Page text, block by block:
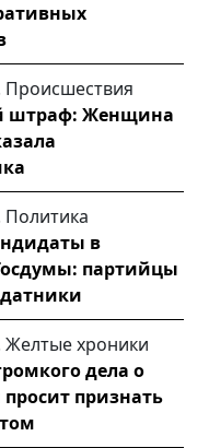
Происшествия
штраф: Женщина
Политика
в
партийцы
Желтые хроники
дела о
признать